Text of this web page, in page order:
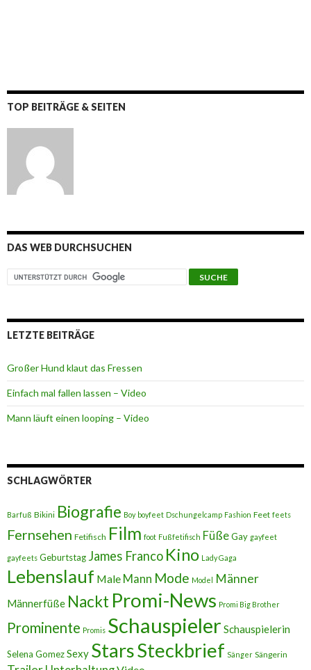
TOP BEITRÄGE & SEITEN
DAS WEB DURCHSUCHEN
LETZTE BEITRÄGE
Großer Hund klaut das Fressen
Einfach mal fallen lassen – Video
Mann läuft einen looping – Video
SCHLAGWÖRTER
Barfuß Bikini Biografie Boy boyfeet Dschungelcamp Fashion Feet feets
Fernsehen Fetifisch Film foot Fußfetifisch FüßeGay gayfeet
gayfeets Geburtstag James Franco Kino Lady Gaga
Lebenslauf Male Mann Mode Model Männer
Männerfüße Nackt Promi-News Promi Big Brother
Prominente Promis Schauspieler Schauspielerin
Selena GomezSexy StarsSteckbrief Sänger Sängerin